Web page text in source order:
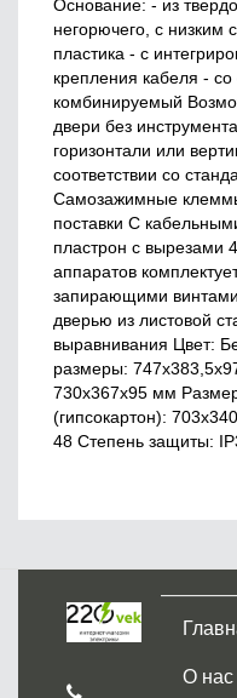
Основание: - из
негорючего, с низким
пластика - с
крепления кабеля -
комбинируемый
двери без
горизонтали или
соответствии со
Самозажимные
поставки С
пластрон с вырезами
аппаратов
запирающими
дверью из листовой
выравнивания Цвет:
размеры:
730х367х95 мм
(гипсокартон):
48 Cтепень защиты:
О нас